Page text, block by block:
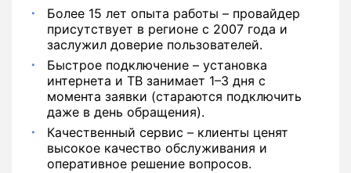
Более 15 лет опыта работы – провайдер
присутствует в регионе с 2007 года и
заслужил доверие пользователей.
Быстрое подключение – установка
интернета и ТВ занимает 1–3 дня с
момента заявки (стараются подключить
даже в день обращения).
Качественный сервис – клиенты ценят
высокое качество обслуживания и
оперативное решение вопросов.